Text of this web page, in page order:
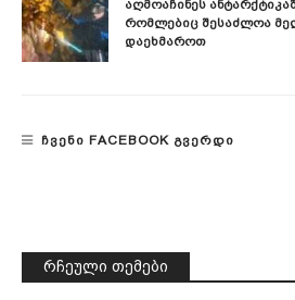
Აღმოაჩინეს
Რომლებიც Შესაძლოა
Დაეხმაროთ
ᲩᲕᲔᲜᲘ FACEBOOK ᲒᲕᲔᲠᲓᲘ
რჩეული თემები